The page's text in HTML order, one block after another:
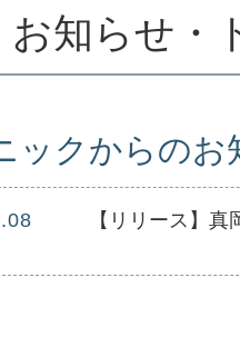
お知らせ・
ックからのお